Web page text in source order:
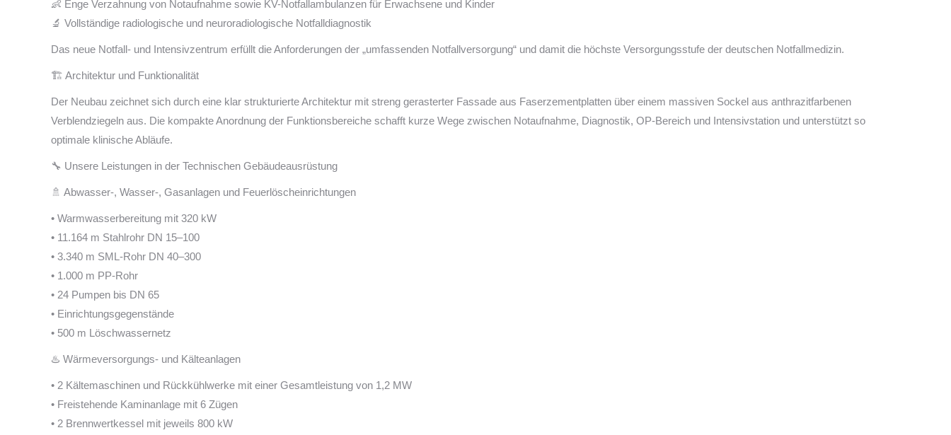
👶 Enge Verzahnung von Notaufnahme sowie KV-Notfallambulanzen für Erwachsene und Kinder
🔬 Vollständige radiologische und neuroradiologische Notfalldiagnostik
Das neue Notfall- und Intensivzentrum erfüllt die Anforderungen der „umfassenden Notfallversorgung“ und damit die höchste Versorgungsstufe der deutschen Notfallmedizin.
🏗️ Architektur und Funktionalität
Der Neubau zeichnet sich durch eine klar strukturierte Architektur mit streng gerasterter Fassade aus Faserzementplatten über einem massiven Sockel aus anthrazitfarbenen
Verblendziegeln aus. Die kompakte Anordnung der Funktionsbereiche schafft kurze Wege zwischen Notaufnahme, Diagnostik, OP-Bereich und Intensivstation und unterstützt so
optimale klinische Abläufe.
🔧 Unsere Leistungen in der Technischen Gebäudeausrüstung
🚿 Abwasser-, Wasser-, Gasanlagen und Feuerlöscheinrichtungen
• Warmwasserbereitung mit 320 kW
• 11.164 m Stahlrohr DN 15–100
• 3.340 m SML-Rohr DN 40–300
• 1.000 m PP-Rohr
• 24 Pumpen bis DN 65
• Einrichtungsgegenstände
• 500 m Löschwassernetz
♨️ Wärmeversorgungs- und Kälteanlagen
• 2 Kältemaschinen und Rückkühlwerke mit einer Gesamtleistung von 1,2 MW
• Freistehende Kaminanlage mit 6 Zügen
• 2 Brennwertkessel mit jeweils 800 kW